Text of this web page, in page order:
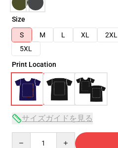
Size
S
M L XL 2XL
5XL
Print Location
サイズガイドを見る